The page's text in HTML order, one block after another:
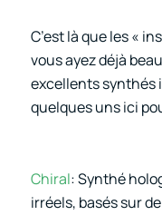
C’est là que les «
vous ayez déjà
excellents synthés
quelques uns ici
Chiral: Synthé
irréels, basés sur